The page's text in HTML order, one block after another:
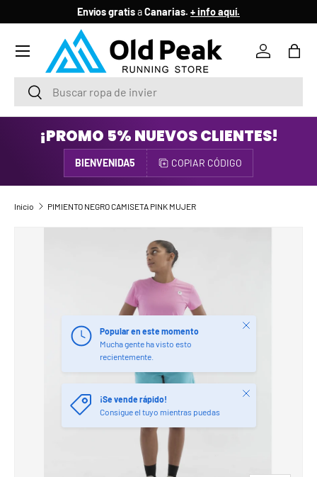
IR AL CONTENIDO
Envíos gratisaCanarias. + info aquí.
BuscarBuscar
Iniciar
Menú
¡PROMO 5% NUEVOS CLIENTES!
BIENVENIDA5 COPIAR CÓDIGO
Inicio PIMIENTO NEGRO CAMISETA PINK MUJER
IR DIRECTAMENTE A LA INFORMACIÓN DEL PRODUCTO
Popular en este momento
Mucha gente ha visto esto
recientemente.
Cerrar
¡Se vende rápido!
Consigue el tuyo mientras puedas
Cerrar